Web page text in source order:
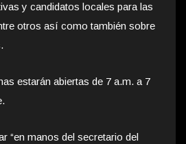
y candidatos locales para las
otros así como también sobre
estarán abiertas de 7 a.m. a 7
“en manos del secretario del